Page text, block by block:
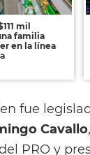
mil
familia
en la línea
fue
Cavallo
PRO y